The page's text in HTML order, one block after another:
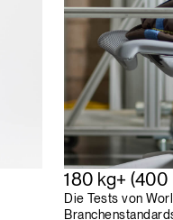
180 kg+ (400
Die Tests von